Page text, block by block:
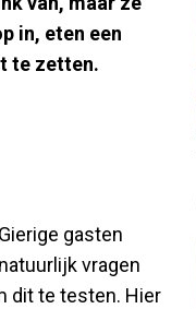
in, eten een
te zetten.
gasten
vragen
dit te testen. Hier